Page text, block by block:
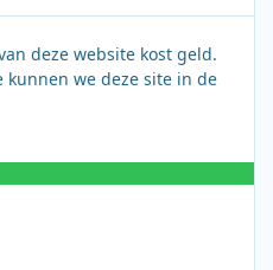
deze website kost geld.
kunnen we deze site in de